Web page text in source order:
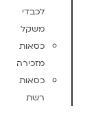
לכבדי
משקל
כסאות
מזכירה
כסאות
רשת